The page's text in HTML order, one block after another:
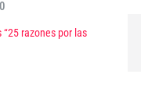
0
razones por las